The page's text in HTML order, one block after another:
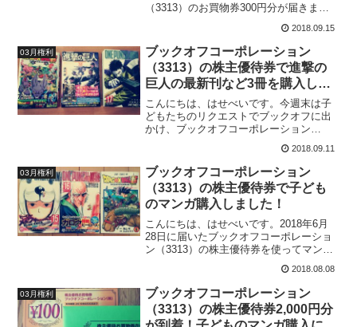
（3313）のお買物券300円分が届きまし
ることでいただくことができます。お買
物券の有効期限は2019年9月30日までと1
年以上あ...
2018.09.15
03月権利
ブックオフコーポレーション
（3313）の株主優待券で進撃の
巨人の最新刊など3冊を購入しま
した！
こんにちは、はせべいです。今週末は子
どもたちのリクエストでブックオフに出
かけ、ブックオフコーポレーション
ちのマンガを購入しました。最近のブッ
クオフは発売から日が浅い漫画は高めの
値段で販売していて、一冊...
2018.09.11
03月権利
ブックオフコーポレーション
（3313）の株主優待券で子ども
のマンガ購入しました！
こんにちは、はせべいです。2018年6月
28日に届いたブックオフコーポレーショ
ン（3313）の株主優待券を使ってマンガ
日が浅い漫画は一冊360円しますが、ブッ
クオフの株主優待があると普段買わない
金額でも気...
2018.08.08
03月権利
ブックオフコーポレーション
（3313）の株主優待券2,000円分